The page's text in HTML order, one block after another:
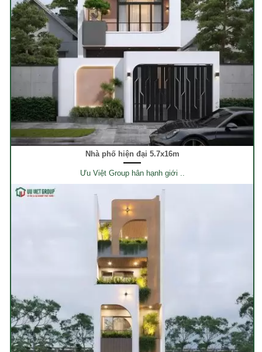
Nhà phố hiện đại 5.7x16m
Ưu Việt Group hân hạnh giới ..